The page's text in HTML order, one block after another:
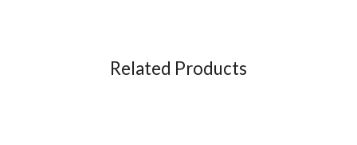
Related Products